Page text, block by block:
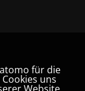
für die
uns